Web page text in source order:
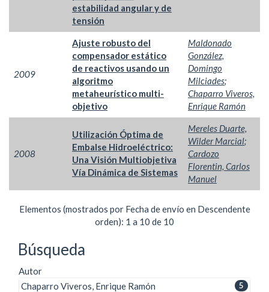
estabilidad angular y de
tensión
2009
Ajuste robusto del
compensador estático
de reactivos usando un
algoritmo
metaheurístico multi-
objetivo
Maldonado
González,
Domingo
Milciades;
Chaparro Viveros,
Enrique Ramón
2008
Utilización Óptima de
Embalse Hidroeléctrico:
Una Visión Multiobjetiva
Vía Dinámica de Sistemas
Mereles Duarte,
Wilder Marcial;
Cardozo
Florentin, Carlos
Manuel
Elementos (mostrados por Fecha de envío en Descendente
orden): 1 a 10 de 10
Búsqueda
Autor
5
Chaparro Viveros, Enrique Ramón